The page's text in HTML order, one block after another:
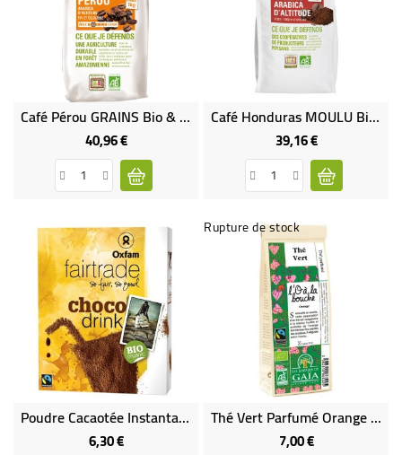
Café Pérou GRAINS Bio & Équitable 1 Kg
40,96 €Prix
Café Honduras MOULU Bio & Équitable (Terroir De Marcala) 1 Kg
39,16 €Prix
Poudre Cacaotée Instantanée Bio
6,30 €Prix
Rupture de stock
Thé Vert Parfumé Orange Bio & Équitable
7,00 €Prix